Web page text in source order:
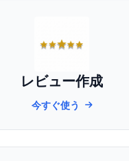
レビュー作成
今すぐ使う